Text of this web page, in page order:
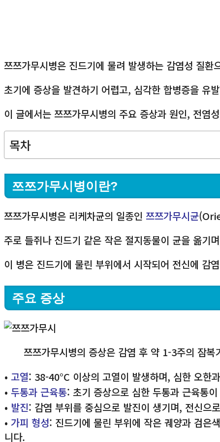
쯔쯔가무시병은 진드기에 물려 발생하는 감염성 질
초기에 증상을 발견하기 어렵고, 심각한 합병증을 유
이 글에서는 쯔쯔가무시병의 주요 증상과 원인, 전염
목차
쯔쯔가무시병이란?
쯔쯔가무시병은 리케차균의 일종인 쯔쯔가무시균
주로 들쥐나 진드기 같은 작은 절지동물이 균을 옮기
이 병은 진드기에 물린 부위에서 시작되어 전신에 감
주요 증상
쯔쯔가무시병의 증상은 감염 후 약 1-3주의 잠복
• 고열: 38-40°C 이상의 고열이 발생하며, 심한 오한
• 두통과 근육통: 초기 증상으로 심한 두통과 근육통
• 발진: 감염 부위를 중심으로 발진이 생기며, 전신으
• 가피 형성: 진드기에 물린 부위에 작은 궤양과 검은
니다.